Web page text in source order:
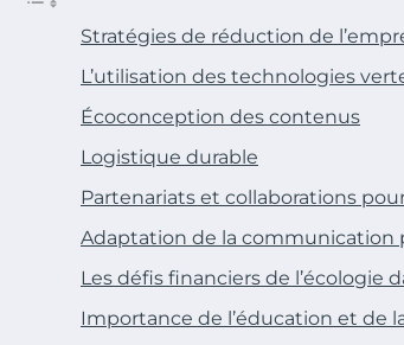
Stratégies de réduction de
L’utilisation des technologies
Écoconception des contenus
Logistique durable
Partenariats et collaborations
Adaptation de la communication
Les défis financiers de l’écologie
Importance de l’éducation et de